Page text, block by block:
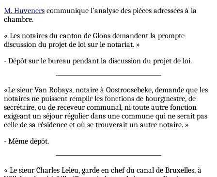
M. Huveners communique l'analyse des pièces adressées à la
chambre.
« Les notaires du canton de Glons demandent la prompte
discussion du projet de loi sur le notariat. »
- Dépôt sur le bureau pendant la discussion du projet de loi.
«Le sieur Van Robays, notaire à Oostroosebeke, demande que les
notaires ne puissent remplir les fonctions de bourgmestre, de
secrétaire, ou de receveur communal, ni toute autre fonction
exigeant un séjour régulier dans une commune qui ne serait pas
celle de sa résidence et où se trouverait un autre notaire. »
- Même dépôt.
« Le sieur Charles Leleu, garde en chef du canal de Bruxelles, à